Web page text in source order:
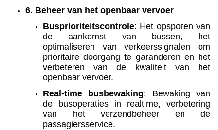
6. Beheer van het openbaar vervoer
Busprioriteitscontrole: Het opsporen van
de aankomst van bussen, het
optimaliseren van verkeerssignalen om
prioritaire doorgang te garanderen en het
verbeteren van de kwaliteit van het
openbaar vervoer.
Real-time busbewaking: Bewaking van
de busoperaties in realtime, verbetering
van het verzendbeheer en de
passagiersservice.